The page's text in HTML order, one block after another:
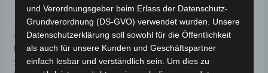
Kostenloser Versand
VS2 HINTERE
KOFFERHALTERUNG
Kostenloser Versand
VS2 SITZSCHLOSS
Bewertet
mit
19,00€ *
und Verordnungsgeber beim Erlass der Datenschutz-
Grundverordnung (DS-GVO) verwendet wurden. Unsere
Datenschutzerklärung soll sowohl für die Öffentlichkeit
als auch für unsere Kunden und Geschäftspartner
einfach lesbar und verständlich sein. Um dies zu